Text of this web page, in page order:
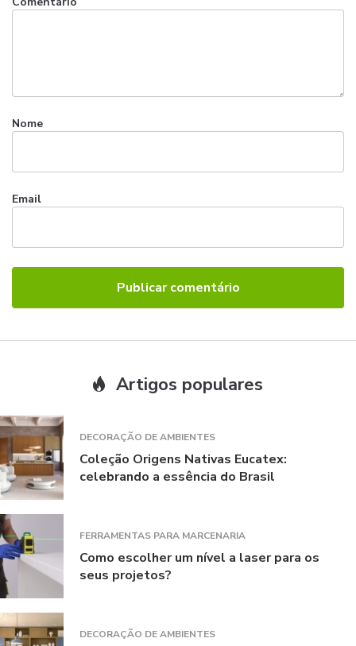
Nome
Email
Artigos populares
DECORAÇÃO DE AMBIENTES
Coleção Origens Nativas Eucatex:
celebrando a essência do Brasil
FERRAMENTAS PARA MARCENARIA
Como escolher um nível a laser para os
seus projetos?
DECORAÇÃO DE AMBIENTES